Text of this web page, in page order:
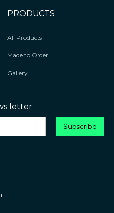
PRODUCTS
All Products
Made to Order
Gallery
letter